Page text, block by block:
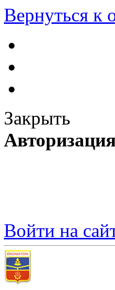
Вернуться к
Закрыть
Авторизация
Войти на